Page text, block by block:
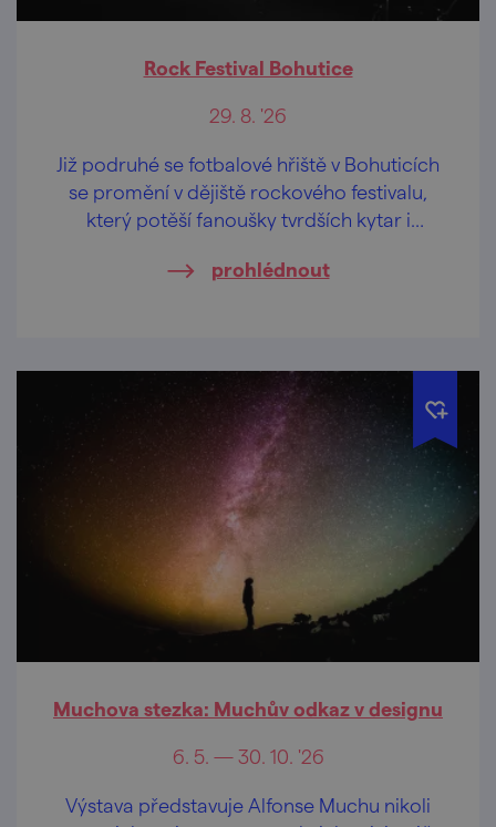
Rock Festival Bohutice
29. 8. '26
Již podruhé se fotbalové hřiště v Bohuticích
se promění v dějiště rockového festivalu,
který potěší fanoušky tvrdších kytar i
prohlédnout
Muchova stezka: Muchův odkaz v designu
6. 5. — 30. 10. '26
Výstava představuje Alfonse Muchu nikoli